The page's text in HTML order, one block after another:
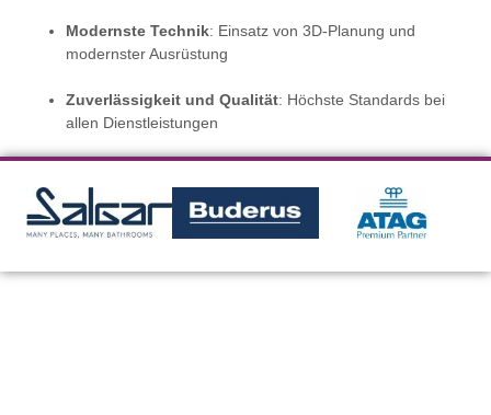
Modernste Technik: Einsatz von 3D-Planung und
modernster Ausrüstung
Zuverlässigkeit und Qualität: Höchste Standards bei
allen Dienstleistungen